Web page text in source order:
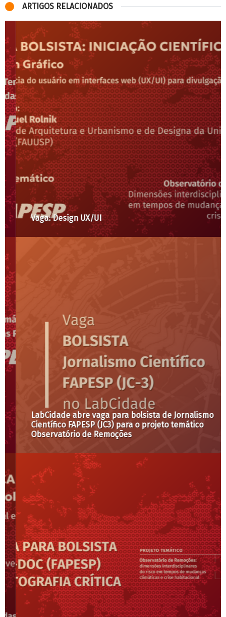
ARTIGOS RELACIONADOS
Vaga: Design UX/UI
LabCidade abre vaga para bolsista de Jornalismo
Científico FAPESP (JC3) para o projeto temático
Observatório de Remoções